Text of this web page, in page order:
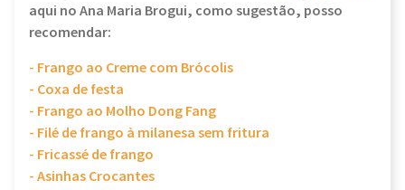
aqui no Ana Maria Brogui, como sugestão, posso
recomendar:
- Frango ao Creme com Brócolis
- Coxa de festa
- Frango ao Molho Dong Fang
- Filé de frango à milanesa sem fritura
- Fricassé de frango
- Asinhas Crocantes